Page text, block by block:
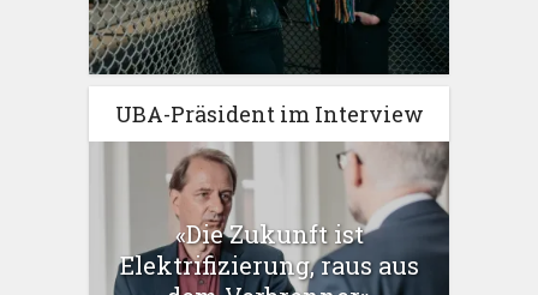
UBA-Präsident im Interview
«Die Zukunft ist
Elektrifizierung, raus aus